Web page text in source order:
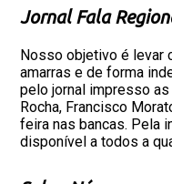
Jornal Fala
Nosso objetivo é levar
amarras e de forma
pelo jornal impresso
Rocha, Francisco
feira nas bancas. Pela
disponível a todos a